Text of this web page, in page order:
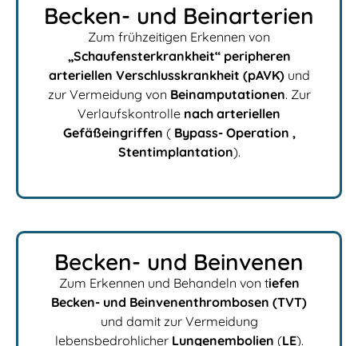
Becken- und Beinarterien
Zum frühzeitigen Erkennen von
„Schaufensterkrankheit“ peripheren
arteriellen Verschlusskrankheit (pAVK)und
zur Vermeidung von Beinamputationen. Zur
Verlaufskontrolle nach arteriellen
Gefäßeingriffen ( Bypass- Operation ,
Stentimplantation).
Becken- und Beinvenen
Zum Erkennen und Behandeln von tiefen
Becken- und Beinvenenthrombosen (TVT)
und damit zur Vermeidung
lebensbedrohlicher Lungenembolien (LE).